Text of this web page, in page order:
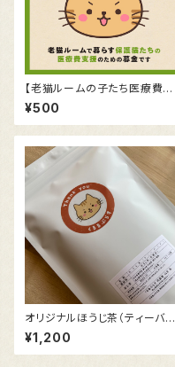
【老猫ルームの子たち医療費サ
ポーター】お礼のハガキ
¥500
オリジナルほうじ茶（ティーバッ
グ15袋入）
¥1,200